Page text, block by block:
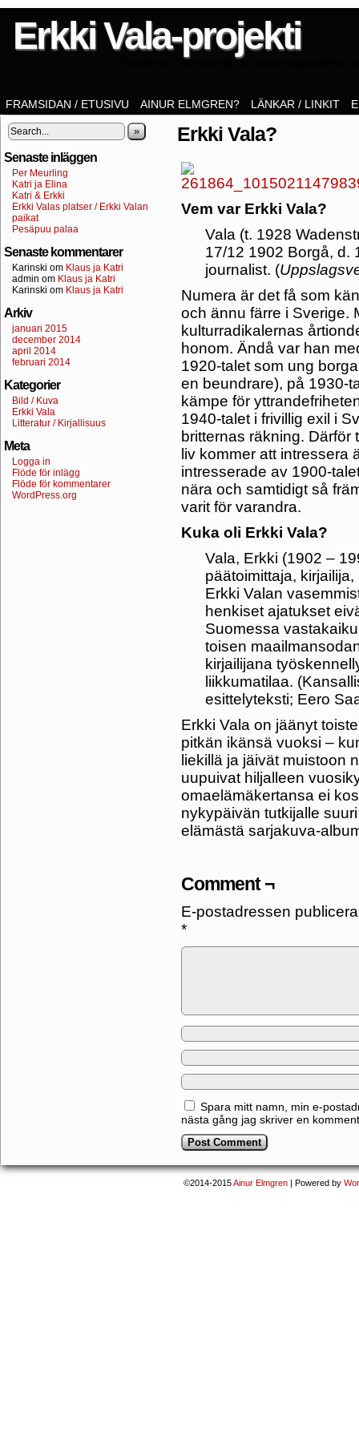
Erkki Vala-projekti
Sarjakuva Tulenkantajista,
FRAMSIDAN / ETUSIVU AINUR ELMGREN? LÄNKAR / LINKIT
»
Senaste inläggen
Per Meurling
Katri ja Elina
Katri & Erkki
Erkki Valas platser / Erkki Valan
paikat
Pesäpuu palaa
Senaste kommentarer
Karinski om Klaus ja Katri
admin om Klaus ja Katri
Karinski om Klaus ja Katri
Arkiv
januari 2015
december 2014
april 2014
februari 2014
Kategorier
Bild / Kuva
Erkki Vala
Litteratur / Kirjallisuus
Meta
Logga in
Flöde för inlägg
Flöde för kommentarer
WordPress.org
Erkki Vala?
Vem var Erkki Vala?
Vala (t. 1928
17/12 1902 Borgå, d.
journalist. (
Numera är det få som
och ännu färre i Sverige.
kulturradikalernas
honom. Ändå var han
1920-talet som ung
en beundrare), på 1930-
kämpe för
1940-talet i frivillig exil i
britternas räkning. Därför
liv kommer att intressera
intresserade av 1900-
nära och samtidigt så
varit för varandra.
Kuka oli Erkki Vala?
Vala, Erkki (1902 –
päätoimittaja,
Erkki Valan
henkiset ajatukset
Suomessa
toisen
kirjailijana
liikkumatilaa.
esittelyteksti; Eero
Erkki Vala on jäänyt
pitkän ikänsä vuoksi –
liekillä ja jäivät muistoon
uupuivat hiljalleen
omaelämäkertansa ei
nykypäivän tutkijalle
elämästä sarjakuva-
Comment ¬
E-postadressen
*
Spara mitt namn, min e-
nästa gång jag skriver en
©2014-2015Ainur Elmgren | Powered by